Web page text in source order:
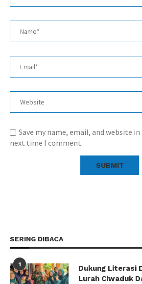
Save my name, email, and website
next time I comment.
SERING DIBACA
1
Dukung Literasi
Lurah Ciwaduk